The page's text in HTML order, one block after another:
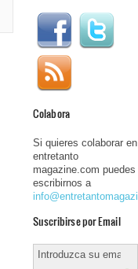
Colabora
Si quieres colaborar en
entretanto
magazine.com puedes
escribirnos a
Suscribirse por Email